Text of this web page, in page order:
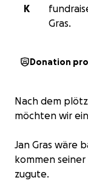
K
Gras.
Donation
Nach dem
möchten wir
Jan Gras wäre
kommen
zugute.